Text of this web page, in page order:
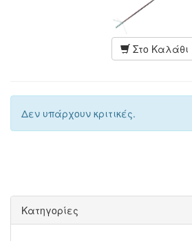
Στο Καλάθι
Δεν υπάρχουν κριτικές.
Κατηγορίες